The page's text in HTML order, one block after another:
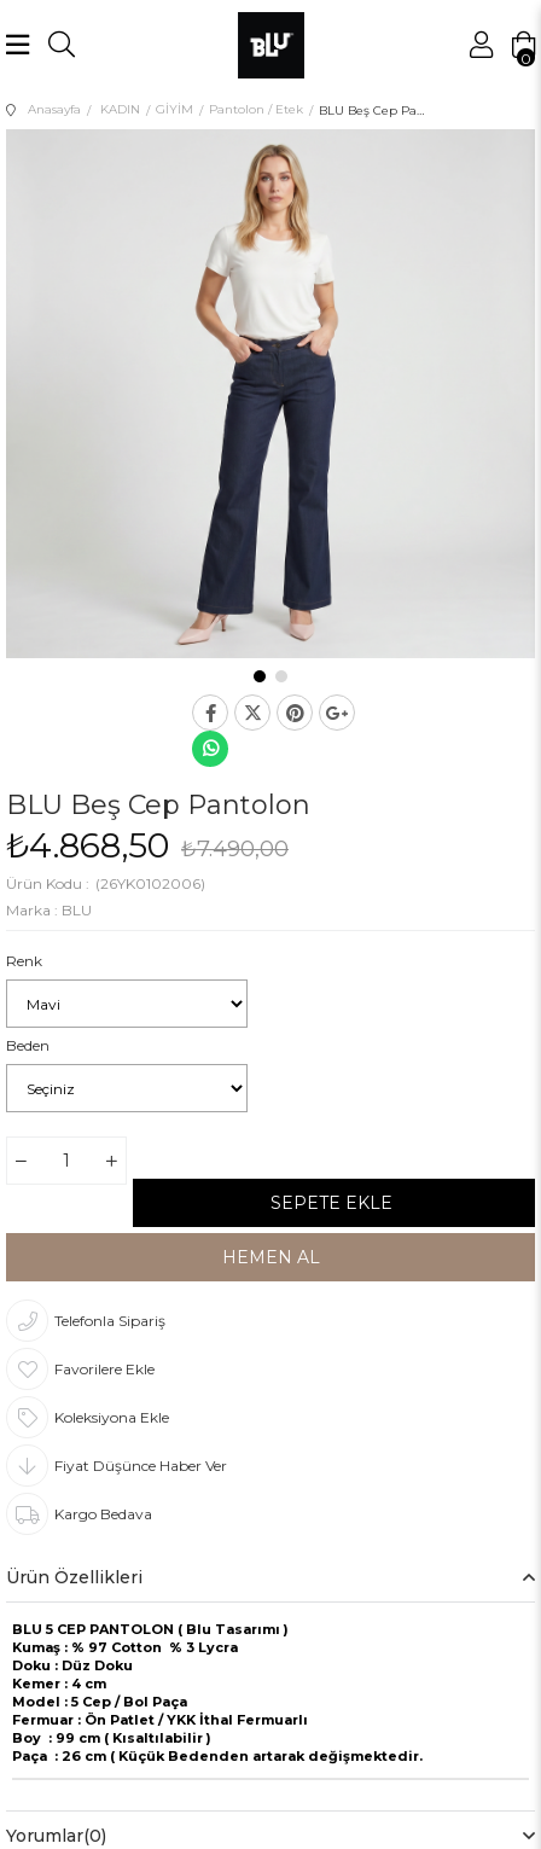
0
Anasayfa KADIN GİYİM Pantolon / Etek
BLU Beş Cep Pantolon
₺7.490,00
₺4.868,50
(26YK0102006)
Marka : BLU
Renk
Beden
Telefonla Sipariş
Favorilere Ekle
Koleksiyona Ekle
Fiyat Düşünce Haber Ver
Kargo Bedava
Ürün Özellikleri
BLU 5 CEP PANTOLON ( Blu Tasarımı )
Kumaş : % 97 Cotton % 3 Lycra
Doku : Düz Doku
Kemer : 4 cm
Model : 5 Cep / Bol Paça
Fermuar : Ön Patlet / YKK İthal Fermuarlı
Boy : 99 cm ( Kısaltılabilir )
Paça : 26 cm ( Küçük Bedenden artarak değişmektedir.
Yorumlar(0)